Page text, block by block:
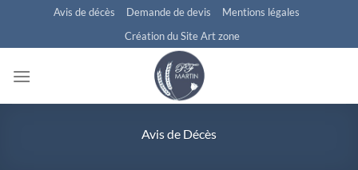
contenu
Avis de décès Demande de devis
Mentions légales
Création du Site Art zone
Avis de Décès